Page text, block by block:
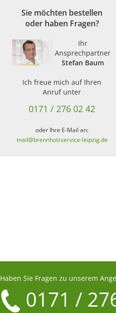
Sie möchten bestellen
oder haben Fragen?
Ihr
Ansprechpartner
Stefan Baum
Ich freue mich auf Ihren
Anruf unter
0171 / 276 02 42
oder Ihre E-Mail an:
mail@brennholzservice-leipzig.de
Haben Sie Fragen zu unserem
0171 /